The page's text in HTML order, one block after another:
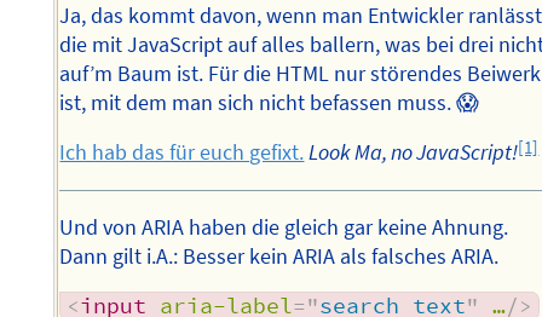
Ja, das kommt davon, wenn man Entwickler
die mit JavaScript auf alles ballern, was bei drei
auf’m Baum ist. Für die HTML nur störendes Beiwerk
ist, mit dem man sich nicht befassen muss. 😱
Ich hab das für euch gefixt. Look Ma, no JavaScript![1]
Und von ARIA haben die gleich gar keine Ahnung.
Dann gilt i.A.: Besser kein ARIA als falsches ARIA.
<input aria-label="search text" …/>